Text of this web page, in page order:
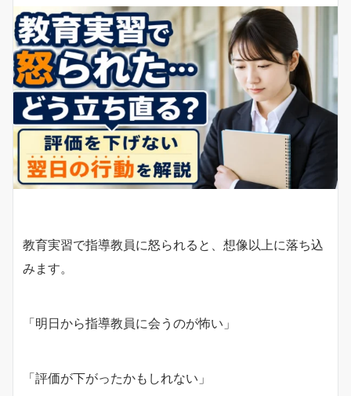
教育実習で指導教員に怒られると、想像以上に落ち込
みます。
「明日から指導教員に会うのが怖い」
「評価が下がったかもしれない」